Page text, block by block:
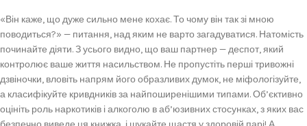
«Він каже, що дуже сильно мене кохає. То чому він так зі мною
поводиться?» — питання, над яким не варто загадуватися. Натомість
починайте діяти. З усього видно, що ваш партнер — деспот, який
контролює ваше життя насильством. Не пропустіть перші тривожні
дзвіночки, вловіть напрям його образливих думок, не міфологізуйте,
а класифікуйте кривдників за найпоширенішими типами. Об’єктивно
оцініть роль наркотиків і алкоголю в аб’юзивних стосунках, з яких вас